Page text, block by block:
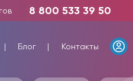
8 800 533 39 50
Блог Контакты